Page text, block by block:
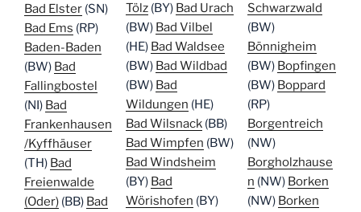
Bad Elster (SN)
Bad Ems (RP)
Baden-Baden
(BW) Bad
Fallingbostel
(NI) Bad
Frankenhausen
/Kyffhäuser
(TH) Bad
Freienwalde
(Oder) (BB) Bad
Tölz(BY) Bad Urach
(BW) Bad Vilbel
(HE) Bad Waldsee
(BW) Bad Wildbad
(BW) Bad
Wildungen (HE)
Bad Wilsnack(BB)
Bad Wimpfen (BW)
Bad Windsheim
(BY) Bad
Wörishofen (BY)
Schwarzwald
(BW)
Bönnigheim
(BW) Bopfingen
(BW) Boppard
(RP)
Borgentreich
(NW)
Borgholzhause
n (NW) Borken
(NW) Borken